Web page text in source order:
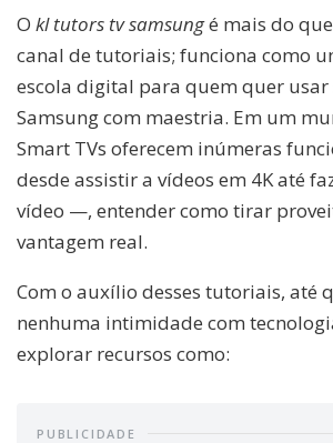
O kl tutors tv samsungé mais do
canal de tutoriais; funciona como
escola digital para quem quer usar
Samsung com maestria. Em um
Smart TVs oferecem inúmeras
desde assistir a vídeos em 4K até
vídeo —, entender como tirar
vantagem real.
Com o auxílio desses tutoriais, até
nenhuma intimidade com
explorar recursos como:
PUBLICIDADE